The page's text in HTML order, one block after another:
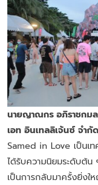
นายญาณกร อภิราชกมล
เอท อินเทลลิเจ้นซ์ จำกัด
Samed in Love เป็นเ
ได้รับความนิยมระดับต้น
เป็นการกลับมาครั้งยิ่งใ